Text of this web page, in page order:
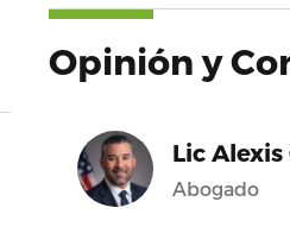
Opinión y
Lic
Abogado